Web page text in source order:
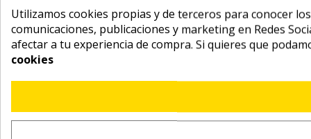
Utilizamos cookies propias y de terceros para conocer
comunicaciones, publicaciones y marketing en Redes
afectar a tu experiencia de compra. Si quieres que
cookies